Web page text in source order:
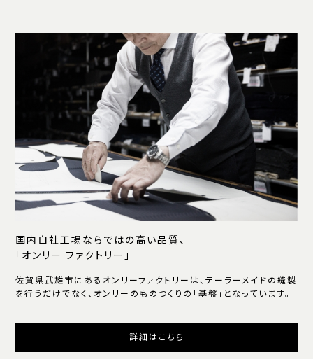
国内自社工場ならではの高い品質、
「オンリー ファクトリー」
佐賀県武雄市にあるオンリーファクトリーは、テーラーメイドの縫製
を行うだけでなく、オンリーのものつくりの「基盤」となっています。
詳細はこちら